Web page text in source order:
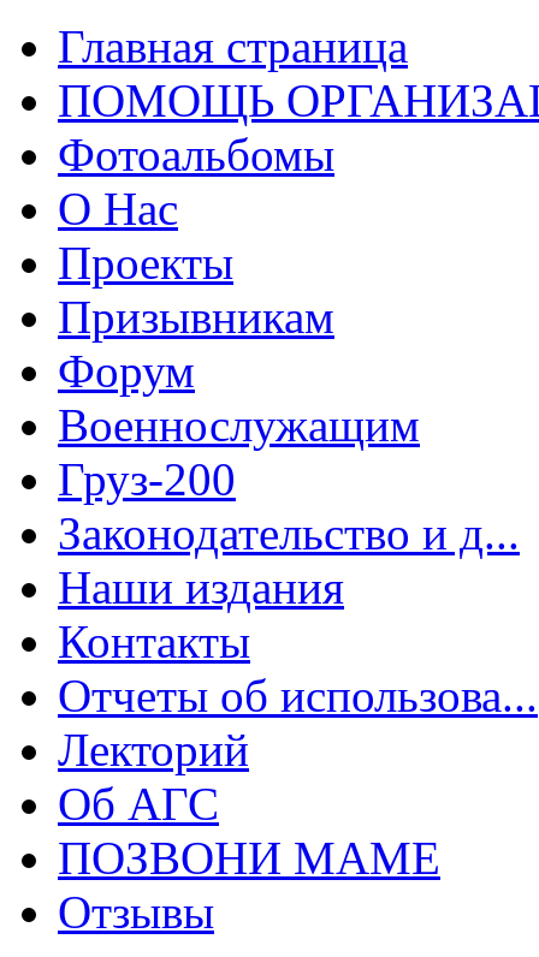
Главная страница
ПОМОЩЬ
Фотоальбомы
О Нас
Проекты
Призывникам
Форум
Военнослужащим
Груз-200
Законодательство и д...
Наши издания
Контакты
Отчеты об использова...
Лекторий
Об АГС
ПОЗВОНИ МАМЕ
Отзывы